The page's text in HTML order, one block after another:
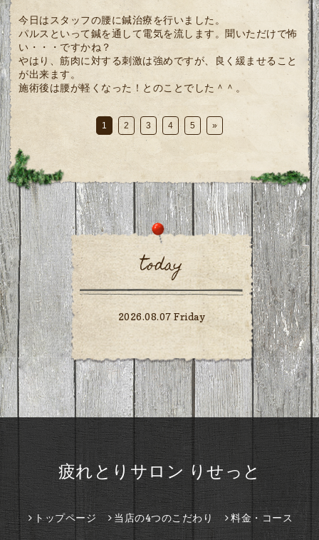
今日はスタッフの腰に鍼治療を行いました。
パルスといって鍼を通して電気を流します。聞いただけで怖
い・・・ですかね？
やはり、筋肉に対する刺激は強めですが、良く緩ませること
が出来ます。
施術後は腰が軽くなった！とのことでした＾＾。
1 2 3 4 5 »
today
2026.08.07 Friday
疲れとりサロン りせっと
トップページ 当店の4つのこだわり 料金・コース